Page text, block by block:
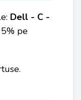
Dell - C -
pe